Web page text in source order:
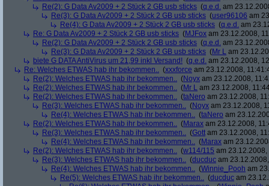
Re(2): G Data Av2009 + 2 Stück 2 GB usb sticks (q.e.d. am
Re(3): G Data Av2009 + 2 Stück 2 GB usb sticks (user96106 am
Re(4): G Data Av2009 + 2 Stück 2 GB usb sticks (q.e.d. am
Re: G Data Av2009 + 2 Stück 2 GB usb sticks (MJFox am 23.12.2008,
Re(2): G Data Av2009 + 2 Stück 2 GB usb sticks (q.e.d. am
Re(3): G Data Av2009 + 2 Stück 2 GB usb sticks (Mr L am
biete G DATA AntiVirus um 21,99 inkl Versand! (q.e.d. am 23.12.2008,
Re: Welches ETWAS hab ihr bekommen.. (xxxforce am 23.12.2008,
Re(2): Welches ETWAS hab ihr bekommen.. (Noyx am 23.12.2008,
Re(2): Welches ETWAS hab ihr bekommen.. (Mr L am 23.12.2008,
Re(2): Welches ETWAS hab ihr bekommen.. (taNero am 23.12.2008,
Re(3): Welches ETWAS hab ihr bekommen.. (Noyx am 23.12.2008,
Re(4): Welches ETWAS hab ihr bekommen.. (taNero am
Re(2): Welches ETWAS hab ihr bekommen.. (Marax am 23.12.2008,
Re(3): Welches ETWAS hab ihr bekommen.. (Gott am 23.12.2008,
Re(4): Welches ETWAS hab ihr bekommen.. (Marax am
Re(2): Welches ETWAS hab ihr bekommen.. (w114/115 am 23.12.2008,
Re(3): Welches ETWAS hab ihr bekommen.. (ducduc am
Re(4): Welches ETWAS hab ihr bekommen.. (Winnie_Pooh am
Re(5): Welches ETWAS hab ihr bekommen.. (ducduc am